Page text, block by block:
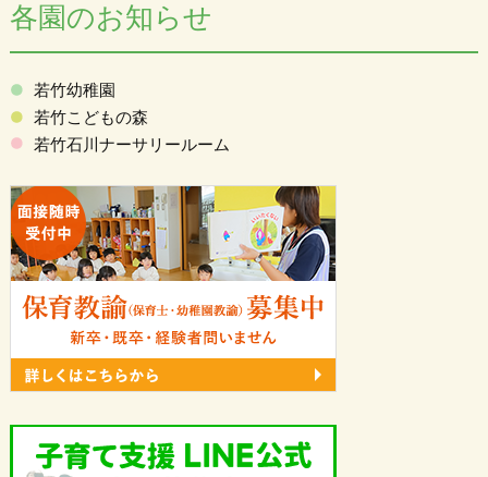
各園のお知らせ
若竹幼稚園
若竹こどもの森
若竹石川ナーサリールーム